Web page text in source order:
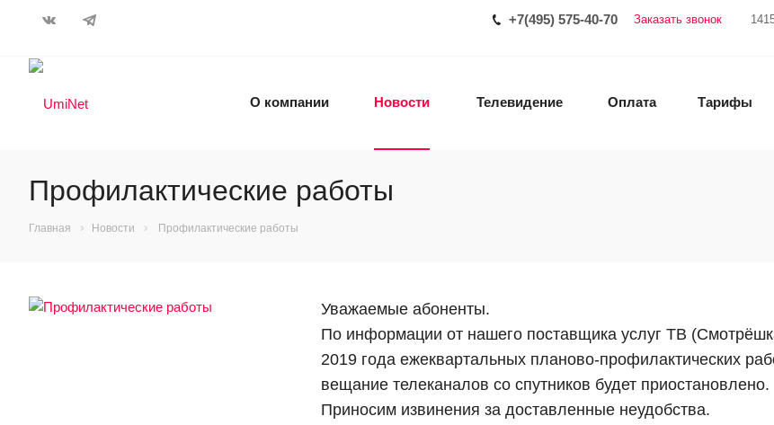
+7(495) 575-40-70 Заказать звонок
О компании Новости Телевидение Оплата Тарифы
Профилактические работы
Главная Новости Профилактические работы
Уважаемые абоненты.
По информации от нашего поставщика услуг ТВ
2019 года ежеквартальных планово-профилактических
вещание телеканалов со спутников будет приостановлено.
Приносим извинения за доставленные неудобства.